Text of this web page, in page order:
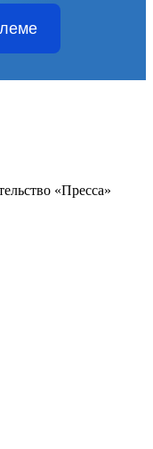
«Пресса»